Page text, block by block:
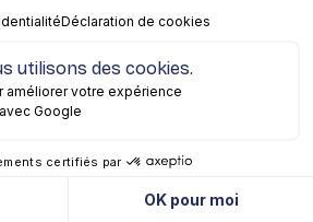
pré-rendu, puis une seconde fois
de cohérence
le contenu pré-rendu et le contenu
(SSG)
Déclaration de cookies
utilisons des cookies.
améliorer votre expérience
Google
certifiés par
OK pour moi